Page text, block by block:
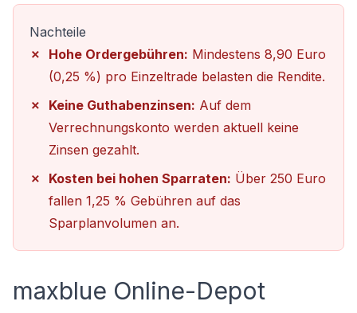
Nachteile
Hohe Ordergebühren: Mindestens 8,90 Euro
(0,25 %) pro Einzeltrade belasten die Rendite.
Keine Guthabenzinsen: Auf dem
Verrechnungskonto werden aktuell keine
Zinsen gezahlt.
Kosten bei hohen Sparraten: Über 250 Euro
fallen 1,25 % Gebühren auf das
Sparplanvolumen an.
maxblue Online-Depot